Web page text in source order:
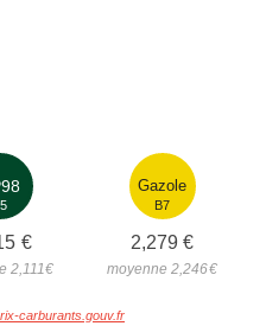
€
2,111€
Gazole
B7
2,279 €
moyenne 2,246€
carburants.gouv.fr